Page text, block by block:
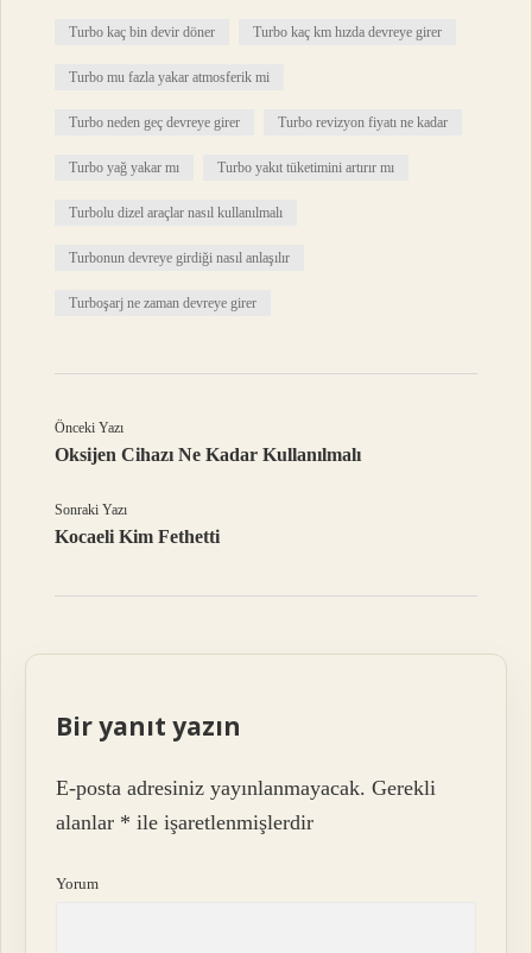
Turbo kaç bin devir döner Turbo kaç km hızda devreye girer
Turbo mu fazla yakar atmosferik mi
Turbo neden geç devreye girer Turbo revizyon fiyatı ne kadar
Turbo yağ yakar mı Turbo yakıt tüketimini artırır mı
Turbolu dizel araçlar nasıl kullanılmalı
Turbonun devreye girdiği nasıl anlaşılır
Turboşarj ne zaman devreye girer
Önceki Yazı
Oksijen Cihazı Ne Kadar Kullanılmalı
Sonraki Yazı
Kocaeli Kim Fethetti
Bir yanıt yazın
E-posta adresiniz yayınlanmayacak. Gerekli
alanlar * ile işaretlenmişlerdir
Yorum